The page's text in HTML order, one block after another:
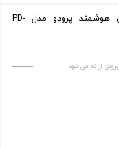
چند راهی برق هوشمند پرودو مدل PD-
بزودی ارائه می شود